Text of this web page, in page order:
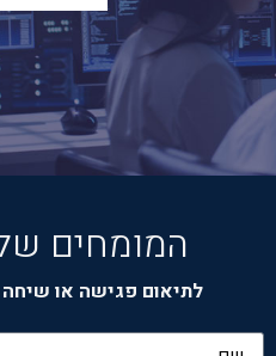
המומחים
לתיאום פגישה או